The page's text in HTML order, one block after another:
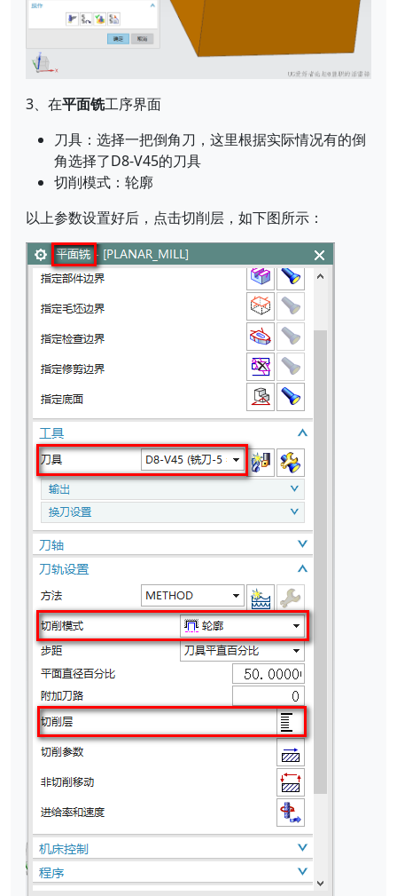
3、在平面铣工序界面
刀具：选择一把倒角刀，这里根据实际情况有的倒
角选择了D8-V45的刀具
切削模式：轮廓
以上参数设置好后，点击切削层，如下图所示：